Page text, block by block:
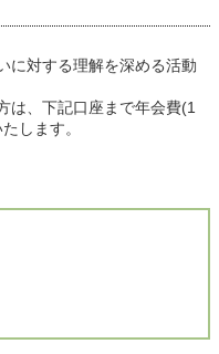
に対する理解を深める活動
は、下記口座まで年会費(1
します。